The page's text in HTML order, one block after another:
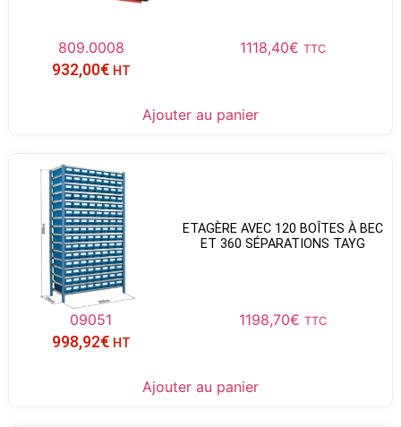
809.0008 1118,40€ TTC
932,00€ HT
Ajouter au panier
ETAGÈRE AVEC 120 BOÎTES À BEC
ET 360 SÉPARATIONS TAYG
09051 1198,70€ TTC
998,92€ HT
Ajouter au panier